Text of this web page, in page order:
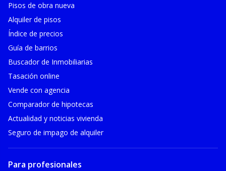
Pisos de obra nueva
Alquiler de pisos
Índice de precios
Guía de barrios
Buscador de Inmobiliarias
Tasación online
Vende con agencia
Comparador de hipotecas
Actualidad y noticias vivienda
Seguro de impago de alquiler
Para profesionales